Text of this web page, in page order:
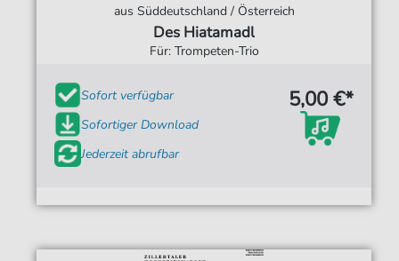
aus Süddeutschland / Österreich
Des Hiatamadl
Für: Trompeten-Trio
Sofort verfügbar
Sofortiger Download
Jederzeit abrufbar
5,00 €*